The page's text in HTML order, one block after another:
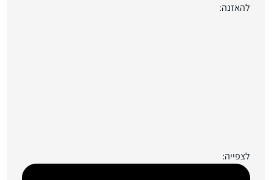
להאזנה:
לצפייה: